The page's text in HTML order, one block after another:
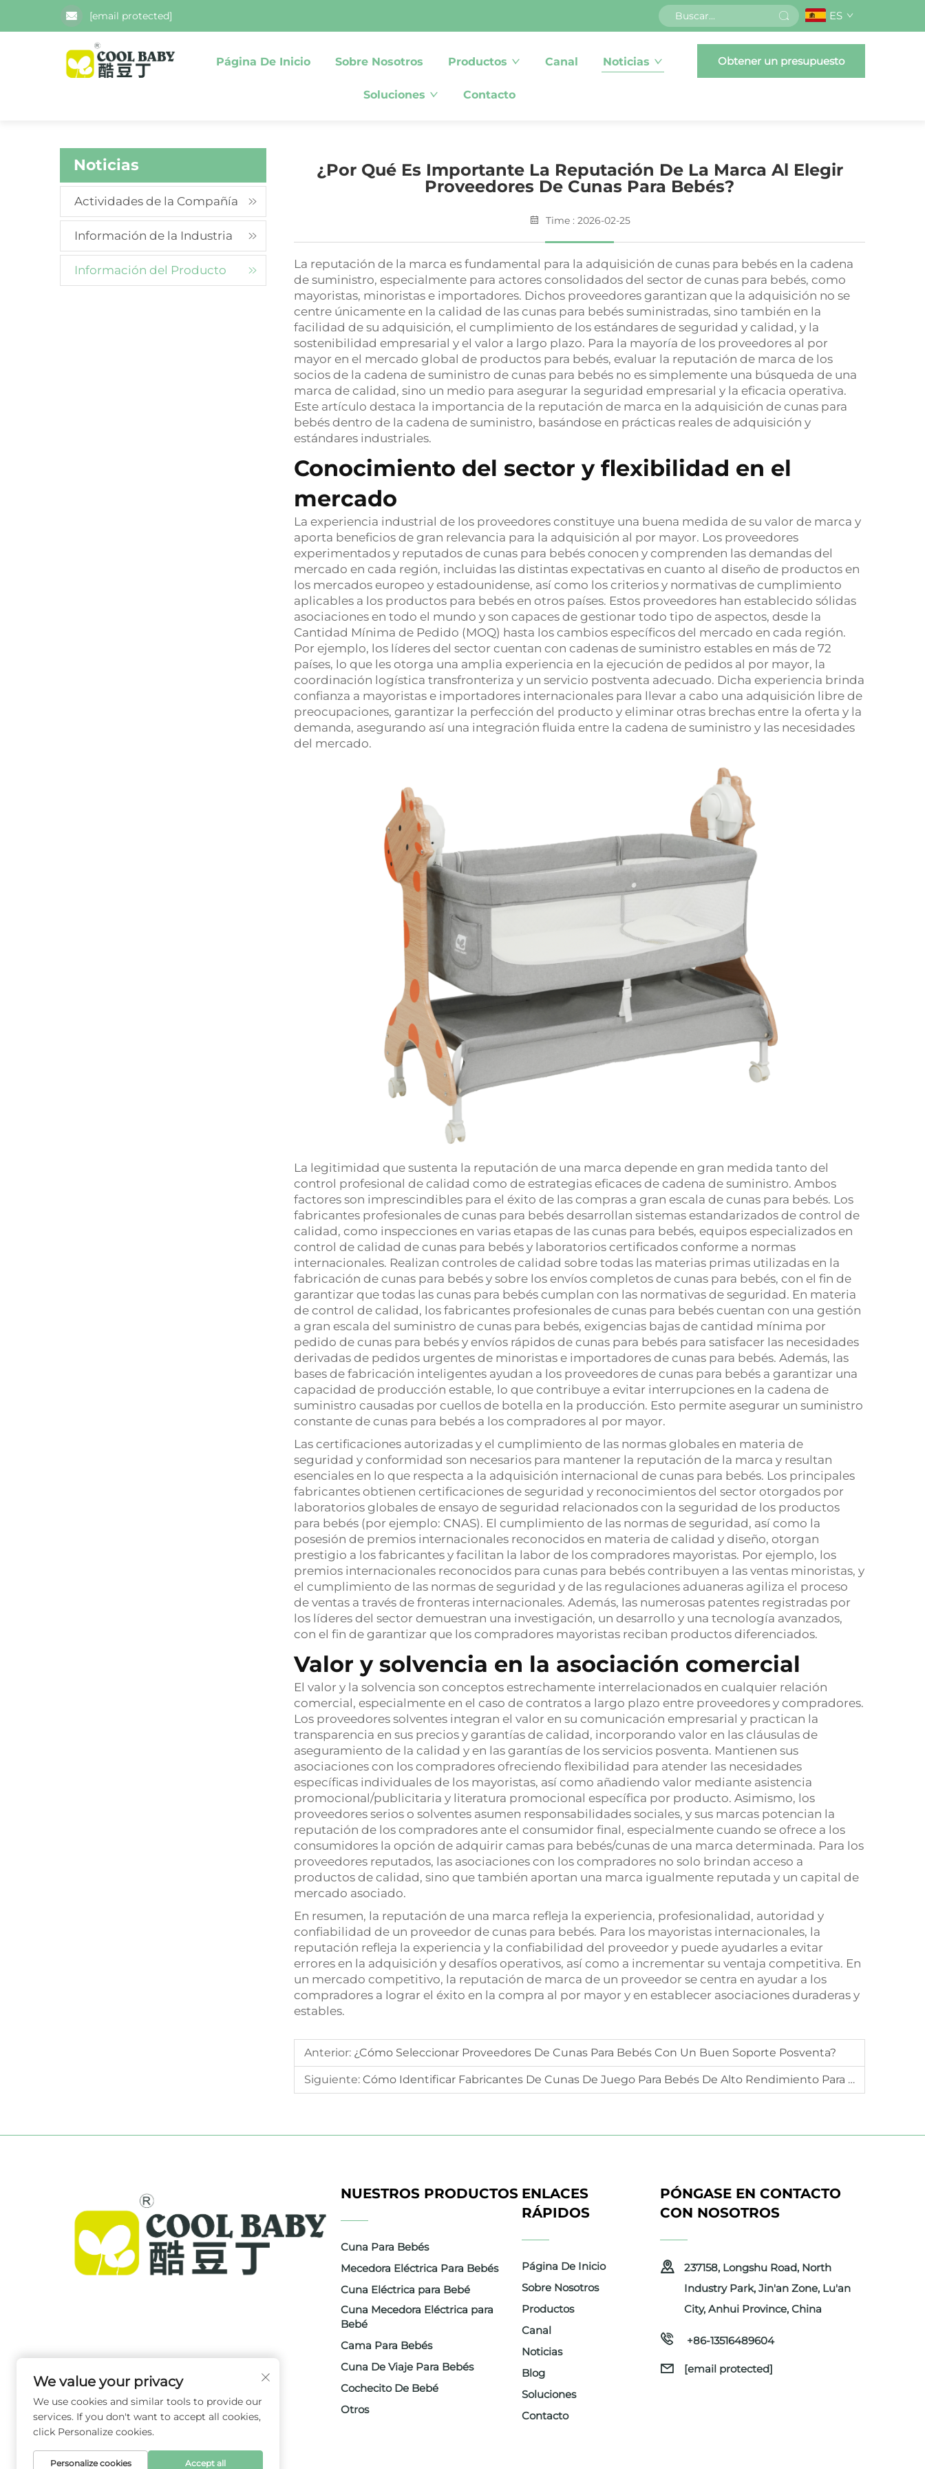
[email protected] ES
Página De Inicio Sobre Nosotros Productos Canal Noticias
Soluciones Contacto
Obtener un presupuesto
Noticias
Actividades de la Compañía
Información de la Industria
Información del Producto
¿Por Qué Es Importante La Reputación De La Marca Al Elegir
Proveedores De Cunas Para Bebés?
Time : 2026-02-25
La reputación de la marca es fundamental para la adquisición de cunas para bebés en la cadena
de suministro, especialmente para actores consolidados del sector de cunas para bebés, como
mayoristas, minoristas e importadores. Dichos proveedores garantizan que la adquisición no se
centre únicamente en la calidad de las cunas para bebés suministradas, sino también en la
facilidad de su adquisición, el cumplimiento de los estándares de seguridad y calidad, y la
sostenibilidad empresarial y el valor a largo plazo. Para la mayoría de los proveedores al por
mayor en el mercado global de productos para bebés, evaluar la reputación de marca de los
socios de la cadena de suministro de cunas para bebés no es simplemente una búsqueda de una
marca de calidad, sino un medio para asegurar la seguridad empresarial y la eficacia operativa.
Este artículo destaca la importancia de la reputación de marca en la adquisición de cunas para
bebés dentro de la cadena de suministro, basándose en prácticas reales de adquisición y
estándares industriales.
Conocimiento del sector y flexibilidad en el
mercado
La experiencia industrial de los proveedores constituye una buena medida de su valor de marca y
aporta beneficios de gran relevancia para la adquisición al por mayor. Los proveedores
experimentados y reputados de cunas para bebés conocen y comprenden las demandas del
mercado en cada región, incluidas las distintas expectativas en cuanto al diseño de productos en
los mercados europeo y estadounidense, así como los criterios y normativas de cumplimiento
aplicables a los productos para bebés en otros países. Estos proveedores han establecido sólidas
asociaciones en todo el mundo y son capaces de gestionar todo tipo de aspectos, desde la
Cantidad Mínima de Pedido (MOQ) hasta los cambios específicos del mercado en cada región.
Por ejemplo, los líderes del sector cuentan con cadenas de suministro estables en más de 72
países, lo que les otorga una amplia experiencia en la ejecución de pedidos al por mayor, la
coordinación logística transfronteriza y un servicio postventa adecuado. Dicha experiencia brinda
confianza a mayoristas e importadores internacionales para llevar a cabo una adquisición libre de
preocupaciones, garantizar la perfección del producto y eliminar otras brechas entre la oferta y la
demanda, asegurando así una integración fluida entre la cadena de suministro y las necesidades
del mercado.
La legitimidad que sustenta la reputación de una marca depende en gran medida tanto del
control profesional de calidad como de estrategias eficaces de cadena de suministro. Ambos
factores son imprescindibles para el éxito de las compras a gran escala de cunas para bebés. Los
fabricantes profesionales de cunas para bebés desarrollan sistemas estandarizados de control de
calidad, como inspecciones en varias etapas de las cunas para bebés, equipos especializados en
control de calidad de cunas para bebés y laboratorios certificados conforme a normas
internacionales. Realizan controles de calidad sobre todas las materias primas utilizadas en la
fabricación de cunas para bebés y sobre los envíos completos de cunas para bebés, con el fin de
garantizar que todas las cunas para bebés cumplan con las normativas de seguridad. En materia
de control de calidad, los fabricantes profesionales de cunas para bebés cuentan con una gestión
a gran escala del suministro de cunas para bebés, exigencias bajas de cantidad mínima por
pedido de cunas para bebés y envíos rápidos de cunas para bebés para satisfacer las necesidades
derivadas de pedidos urgentes de minoristas e importadores de cunas para bebés. Además, las
bases de fabricación inteligentes ayudan a los proveedores de cunas para bebés a garantizar una
capacidad de producción estable, lo que contribuye a evitar interrupciones en la cadena de
suministro causadas por cuellos de botella en la producción. Esto permite asegurar un suministro
constante de cunas para bebés a los compradores al por mayor.
Las certificaciones autorizadas y el cumplimiento de las normas globales en materia de
seguridad y conformidad son necesarios para mantener la reputación de la marca y resultan
esenciales en lo que respecta a la adquisición internacional de cunas para bebés. Los principales
fabricantes obtienen certificaciones de seguridad y reconocimientos del sector otorgados por
laboratorios globales de ensayo de seguridad relacionados con la seguridad de los productos
para bebés (por ejemplo: CNAS). El cumplimiento de las normas de seguridad, así como la
posesión de premios internacionales reconocidos en materia de calidad y diseño, otorgan
prestigio a los fabricantes y facilitan la labor de los compradores mayoristas. Por ejemplo, los
premios internacionales reconocidos para cunas para bebés contribuyen a las ventas minoristas, y
el cumplimiento de las normas de seguridad y de las regulaciones aduaneras agiliza el proceso
de ventas a través de fronteras internacionales. Además, las numerosas patentes registradas por
los líderes del sector demuestran una investigación, un desarrollo y una tecnología avanzados,
con el fin de garantizar que los compradores mayoristas reciban productos diferenciados.
Valor y solvencia en la asociación comercial
El valor y la solvencia son conceptos estrechamente interrelacionados en cualquier relación
comercial, especialmente en el caso de contratos a largo plazo entre proveedores y compradores.
Los proveedores solventes integran el valor en su comunicación empresarial y practican la
transparencia en sus precios y garantías de calidad, incorporando valor en las cláusulas de
aseguramiento de la calidad y en las garantías de los servicios posventa. Mantienen sus
asociaciones con los compradores ofreciendo flexibilidad para atender las necesidades
específicas individuales de los mayoristas, así como añadiendo valor mediante asistencia
promocional/publicitaria y literatura promocional específica por producto. Asimismo, los
proveedores serios o solventes asumen responsabilidades sociales, y sus marcas potencian la
reputación de los compradores ante el consumidor final, especialmente cuando se ofrece a los
consumidores la opción de adquirir camas para bebés/cunas de una marca determinada. Para los
proveedores reputados, las asociaciones con los compradores no solo brindan acceso a
productos de calidad, sino que también aportan una marca igualmente reputada y un capital de
mercado asociado.
En resumen, la reputación de una marca refleja la experiencia, profesionalidad, autoridad y
confiabilidad de un proveedor de cunas para bebés. Para los mayoristas internacionales, la
reputación refleja la experiencia y la confiabilidad del proveedor y puede ayudarles a evitar
errores en la adquisición y desafíos operativos, así como a incrementar su ventaja competitiva. En
un mercado competitivo, la reputación de marca de un proveedor se centra en ayudar a los
compradores a lograr el éxito en la compra al por mayor y en establecer asociaciones duraderas y
estables.
Anterior: ¿Cómo Seleccionar Proveedores De Cunas Para Bebés Con Un Buen Soporte Posventa?
Siguiente: Cómo Identificar Fabricantes De Cunas De Juego Para Bebés De Alto Rendimiento Para B2B
seguridad validada en laboratorio, entregamos
artículos para bebés innovadores y de alta calidad,
confiables en 72 países. Solicite un catálogo hoy.
NUESTROS PRODUCTOS
Cuna Para Bebés
Mecedora Eléctrica Para Bebés
Cuna Eléctrica para Bebé
Cuna Mecedora Eléctrica para
Bebé
Cama Para Bebés
Cuna De Viaje Para Bebés
Cochecito De Bebé
Otros
ENLACES
RÁPIDOS
Página De Inicio
Sobre Nosotros
Productos
Canal
Noticias
Blog
Soluciones
Contacto
PÓNGASE EN CONTACTO
CON NOSOTROS
237158, Longshu Road, North
Industry Park, Jin'an Zone, Lu'an
City, Anhui Province, China
+86-13516489604
[email protected]
We value your privacy
We use cookies and similar tools to provide our
services. If you don't want to accept all cookies,
click Personalize cookies.
Personalize cookies Accept all